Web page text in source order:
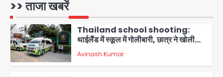
>> ताजा खबरें
1
2
Thailand school shooting:
थाईलैंड में स्कूल में गोलीबारी, छात्र ने खोली
फायर, दो की मौत, कई घायल
Avinash Kumar